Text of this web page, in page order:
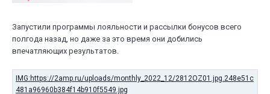
Запустили программы лояльности и рассылки бонусов всего
полгода назад, но даже за это время они добились
впечатляющих результатов.